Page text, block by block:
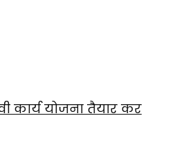
कार्य योजना तैयार कर